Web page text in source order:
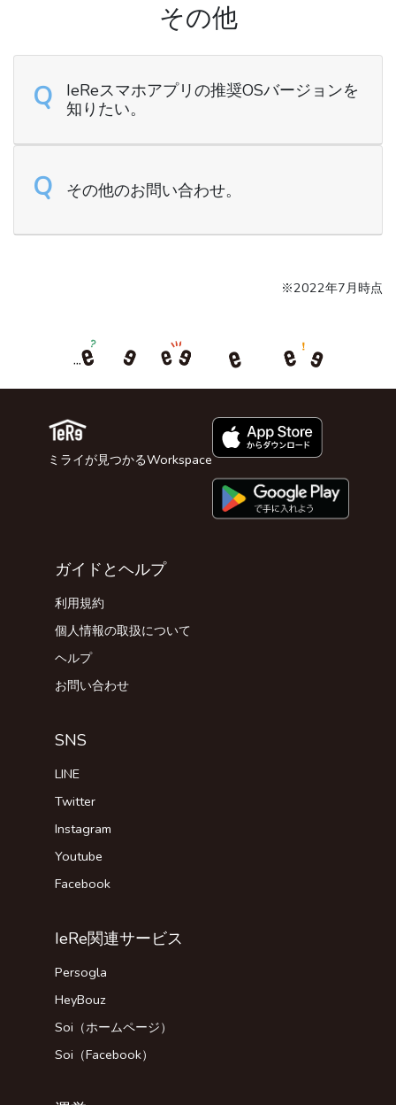
その他
Q
IeReスマホアプリの推奨OSバージョンを
知りたい。
Q その他のお問い合わせ。
※2022年7月時点
ミライが見つかるWorkspace
ガイドとヘルプ
利用規約
個人情報の取扱について
ヘルプ
お問い合わせ
SNS
LINE
Twitter
Instagram
Youtube
Facebook
IeRe関連サービス
Persogla
HeyBouz
Soi（ホームページ）
Soi（Facebook）